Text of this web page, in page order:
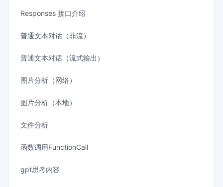
Responses 接口介绍
普通文本对话（非流）
普通文本对话（流式输出）
图片分析（网络）
图片分析（本地）
文件分析
函数调用FunctionCall
gpt思考内容